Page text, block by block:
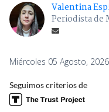
Valentina
Periodista de
Miércoles 05 Agosto,
Seguimos criterios de